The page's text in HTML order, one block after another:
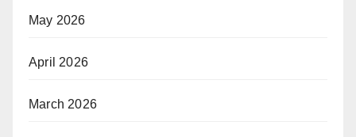
May 2026
April 2026
March 2026